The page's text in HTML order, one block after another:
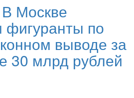
В Москве
фигуранты по
выводе за
30 млрд рублей